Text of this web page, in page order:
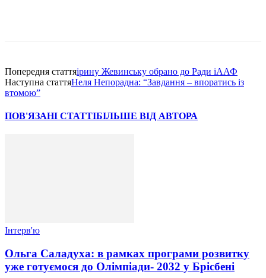
Попередня статтяiрину Жевинську обрано до Ради iААФ
Наступна статтяНеля Непорадна: “Завдання – впоратись iз
втомою”
ПОВ'ЯЗАНІ СТАТТІБІЛЬШЕ ВІД АВТОРА
Інтерв'ю
Ольга Саладуха: в рамках програми розвитку
уже готуємося до Олімпіади- 2032 у Брісбені